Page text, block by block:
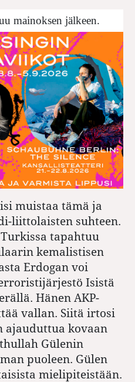
mainoksen jälkeen.
muistaa tämä ja
liittolaisten suhteen.
tapahtuu
kemalistisen
Erdogan voi
Isistä
Hänen AKP-
vallan. Siitä irtosi
ajauduttua kovaan
Gülenin
puoleen. Gülen
mielipiteistään.